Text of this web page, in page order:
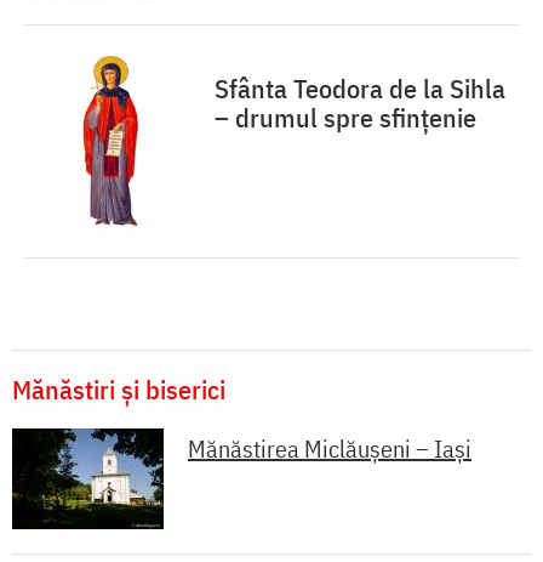
Sfânta Teodora de la Sihla
– drumul spre sfințenie
Mănăstiri și biserici
Mănăstirea Miclăușeni – Iași